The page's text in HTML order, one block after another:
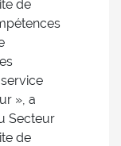
de
», a
Secteur
de